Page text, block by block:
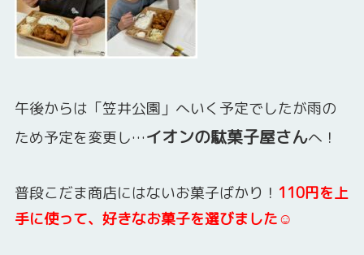
午後からは「笠井公園」へいく予定でしたが雨の
ため予定を変更し…イオンの駄菓子屋さんへ！
普段こだま商店にはないお菓子ばかり！ 110円を上
手に使って、好きなお菓子を選びました☺